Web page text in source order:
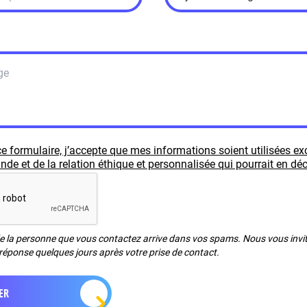
formulaire, j’accepte que mes informations soient utilisées
et de la relation éthique et personnalisée qui pourrait en
la personne que vous contactez arrive dans vos spams. Nous vous
quelques jours après votre prise de contact.